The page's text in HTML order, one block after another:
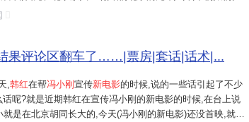
咱北京2000多万人口,您受累,您走个面!走个面把第一波票房
果评论区翻车了……|票房|套话|话术|...
, 韩红在帮冯小刚 宣传新电影的时候,说的一些话引起了不少
话呢?就是近期韩红在宣传冯小刚的新电影的时候,在台上说
是在北京胡同长大的,今天(冯小刚的新电影)还没首映,就先